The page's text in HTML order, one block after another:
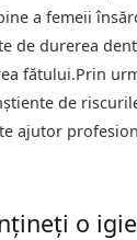
a femeii
de durerea
fătului.Prin
de
ajutor
o